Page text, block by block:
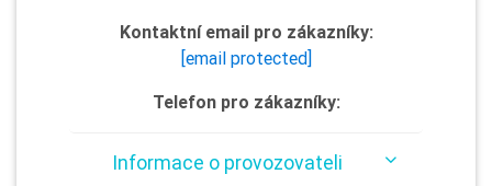
Kontaktní email pro zákazníky:
[email protected]
Telefon pro zákazníky:
Informace o provozovateli